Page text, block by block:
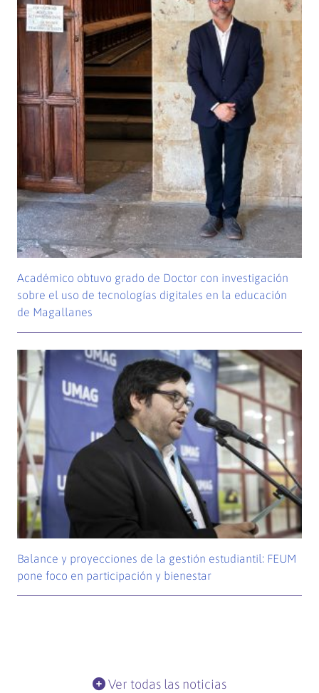
Académico obtuvo grado de Doctor con investigación
sobre el uso de tecnologías digitales en la educación
de Magallanes
Balance y proyecciones de la gestión estudiantil: FEUM
pone foco en participación y bienestar
Ver todas las noticias